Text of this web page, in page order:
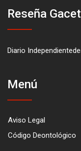
Reseña
Diario
Menú
Aviso Legal
Código Deontológico